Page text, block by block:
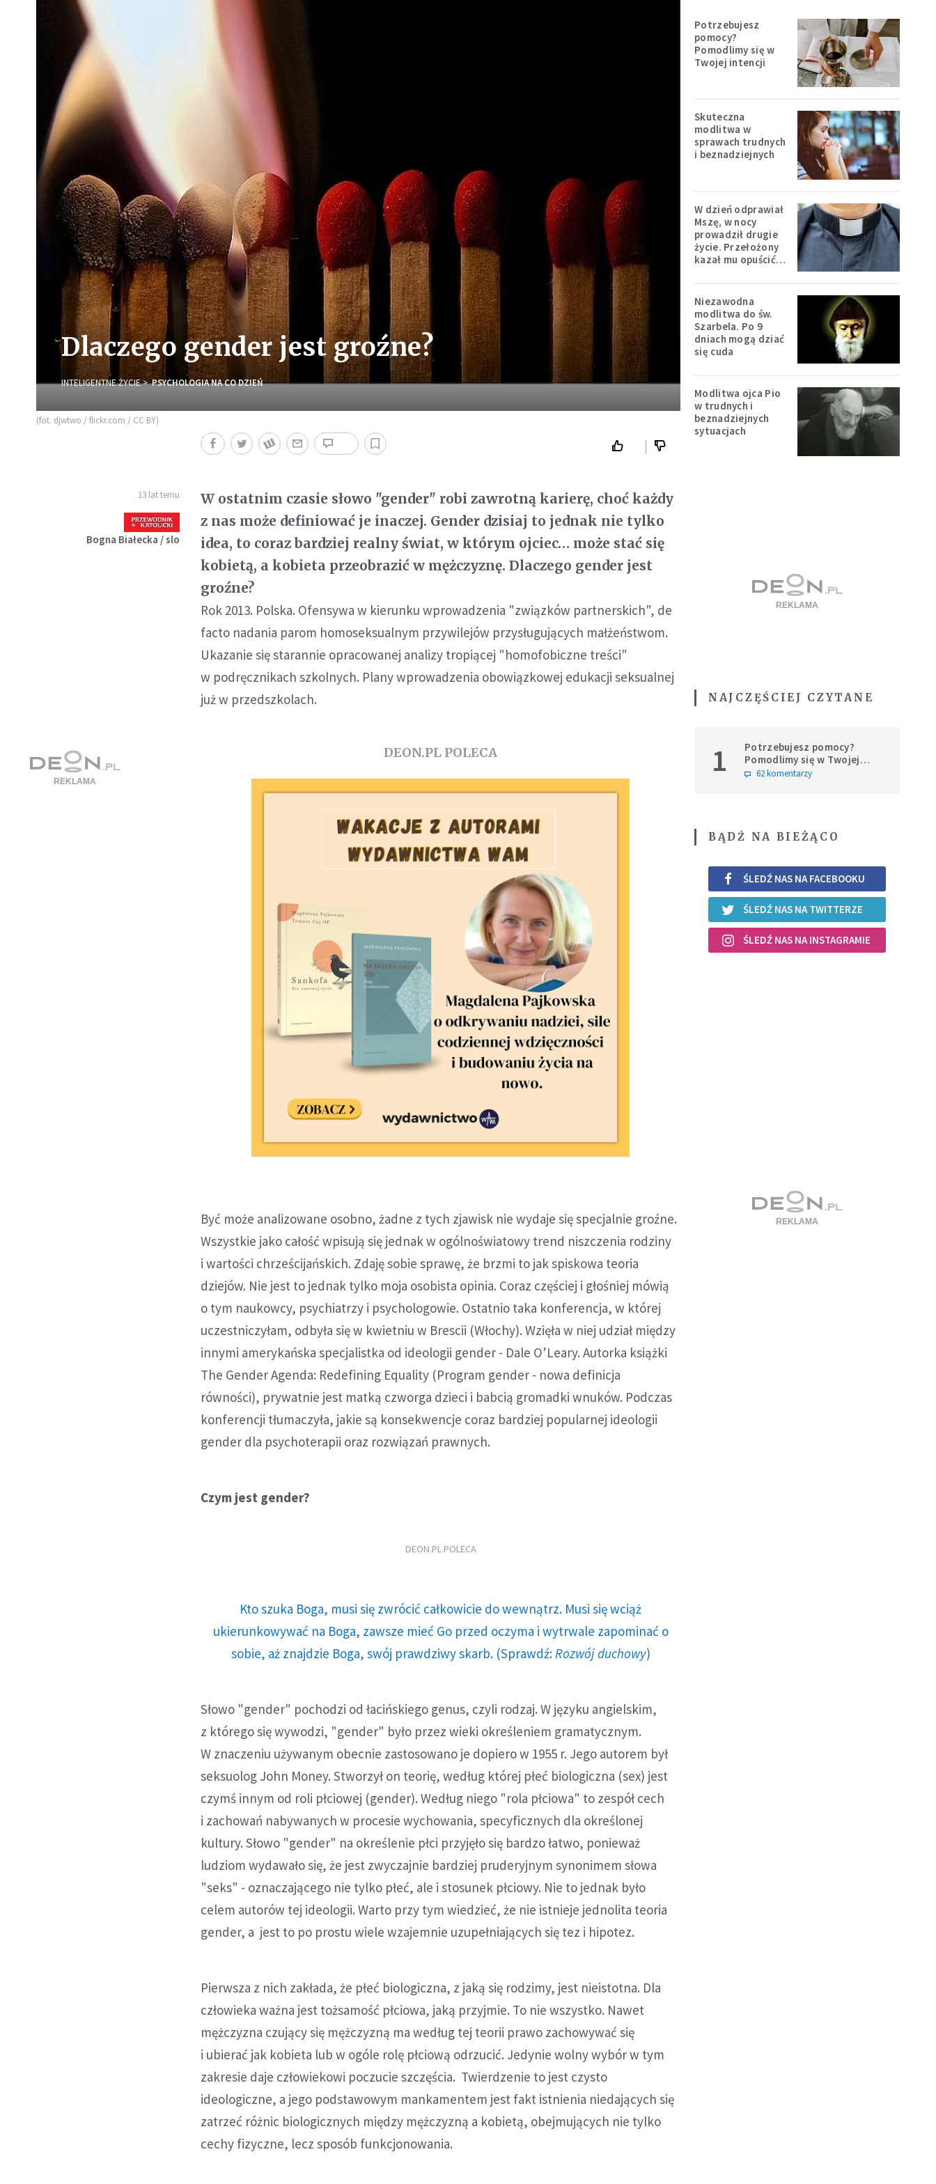
Dlaczego gender jest groźne?
INTELIGENTNE ŻYCIE PSYCHOLOGIA NA CO DZIEŃ
(fot. djwtwo / flickr.com / CC BY)
13 lat temu
Bogna Białecka / slo
W ostatnim czasie słowo "gender" robi zawrotną karierę, choć każdy
z nas może definiować je inaczej. Gender dzisiaj to jednak nie tylko
idea, to coraz bardziej realny świat, w którym ojciec… może stać się
kobietą, a kobieta przeobrazić w mężczyznę. Dlaczego gender jest
groźne?
Rok 2013. Polska. Ofensywa w kierunku wprowadzenia "związków partnerskich", de
facto nadania parom homoseksualnym przywilejów przysługujących małżeństwom.
Ukazanie się starannie opracowanej analizy tropiącej "homofobiczne treści"
w podręcznikach szkolnych. Plany wprowadzenia obowiązkowej edukacji seksualnej
już w przedszkolach.
DEON.PL POLECA
Być może analizowane osobno, żadne z tych zjawisk nie wydaje się specjalnie groźne.
Wszystkie jako całość wpisują się jednak w ogólnoświatowy trend niszczenia rodziny
i wartości chrześcijańskich. Zdaję sobie sprawę, że brzmi to jak spiskowa teoria
dziejów. Nie jest to jednak tylko moja osobista opinia. Coraz częściej i głośniej mówią
o tym naukowcy, psychiatrzy i psychologowie. Ostatnio taka konferencja, w której
uczestniczyłam, odbyła się w kwietniu w Brescii (Włochy). Wzięła w niej udział między
innymi amerykańska specjalistka od ideologii gender - Dale O’Leary. Autorka książki
The Gender Agenda: Redefining Equality (Program gender - nowa definicja
równości), prywatnie jest matką czworga dzieci i babcią gromadki wnuków. Podczas
konferencji tłumaczyła, jakie są konsekwencje coraz bardziej popularnej ideologii
gender dla psychoterapii oraz rozwiązań prawnych.
Czym jest gender?
DEON.PL POLECA
Kto szuka Boga, musi się zwrócić całkowicie do wewnątrz. Musi się wciąż
ukierunkowywać na Boga, zawsze mieć Go przed oczyma i wytrwale zapominać o
sobie, aż znajdzie Boga, swój prawdziwy skarb. (Sprawdź: Rozwój duchowy)
Słowo "gender" pochodzi od łacińskiego genus, czyli rodzaj. W języku angielskim,
z którego się wywodzi, "gender" było przez wieki określeniem gramatycznym.
W znaczeniu używanym obecnie zastosowano je dopiero w 1955 r. Jego autorem był
seksuolog John Money. Stworzył on teorię, według której płeć biologiczna (sex) jest
czymś innym od roli płciowej (gender). Według niego "rola płciowa" to zespół cech
i zachowań nabywanych w procesie wychowania, specyficznych dla określonej
kultury. Słowo "gender" na określenie płci przyjęło się bardzo łatwo, ponieważ
ludziom wydawało się, że jest zwyczajnie bardziej pruderyjnym synonimem słowa
"seks" - oznaczającego nie tylko płeć, ale i stosunek płciowy. Nie to jednak było
celem autorów tej ideologii. Warto przy tym wiedzieć, że nie istnieje jednolita teoria
gender, a jest to po prostu wiele wzajemnie uzupełniających się tez i hipotez.
Pierwsza z nich zakłada, że płeć biologiczna, z jaką się rodzimy, jest nieistotna. Dla
człowieka ważna jest tożsamość płciowa, jaką przyjmie. To nie wszystko. Nawet
mężczyzna czujący się mężczyzną ma według tej teorii prawo zachowywać się
i ubierać jak kobieta lub w ogóle rolę płciową odrzucić. Jedynie wolny wybór w tym
zakresie daje człowiekowi poczucie szczęścia. Twierdzenie to jest czysto
ideologiczne, a jego podstawowym mankamentem jest fakt istnienia niedających się
zatrzeć różnic biologicznych między mężczyzną a kobietą, obejmujących nie tylko
cechy fizyczne, lecz sposób funkcjonowania.
Potrzebujesz
pomocy?
Pomodlimy się w
Twojej intencji
Skuteczna
modlitwa w
sprawach trudnych
i beznadziejnych
W dzień odprawiał
Mszę, w nocy
prowadził drugie
życie. Przełożony
kazał mu opuścić
Niezawodna
modlitwa do św.
Szarbela. Po 9
dniach mogą dziać
się cuda
Modlitwa ojca Pio
w trudnych i
beznadziejnych
sytuacjach
NAJCZĘŚCIEJ CZYTANE
1
Potrzebujesz pomocy?
Pomodlimy się w Twojej
intencji
62 komentarzy
BĄDŹ NA BIEŻĄCO
ŚLEDŹ NAS NA FACEBOOKU
ŚLEDŹ NAS NA TWITTERZE
ŚLEDŹ NAS NA INSTAGRAMIE